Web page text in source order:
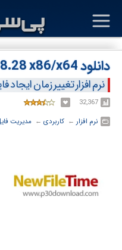
دانلود NewFileTime v8.28 x86/x64
نرم افزار تغییر زمان ایجاد
32,367
نرم افزار ← ‏ کاربردی ← ‏ مدیریت